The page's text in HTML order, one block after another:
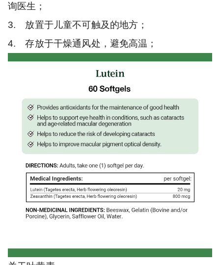
询医生；
3. 放置于儿童不可触及的地方；
4. 存放于干燥通风处，避免高温；